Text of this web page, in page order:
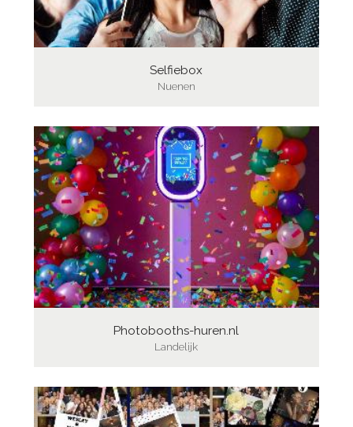
Selfiebox
Nuenen
Photobooths-huren.nl
Landelijk